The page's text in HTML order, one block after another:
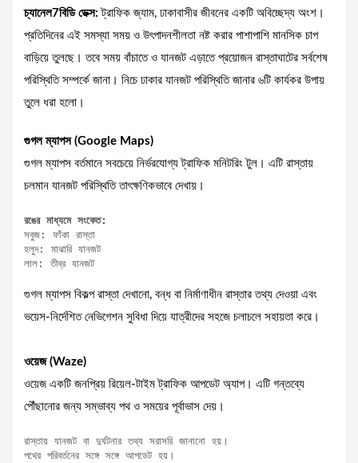
চ্যানেল7বিডি ডেক্স: ট্রাফিক জ্যাম, ঢাকাবাসীর জীবনের একটি অবিচ্ছেদ্য অংশ।
প্রতিদিনের এই সমস্যা সময় ও উৎপাদনশীলতা নষ্ট করার পাশাপাশি মানসিক চাপ
বাড়িয়ে তুলছে। তবে সময় বাঁচাতে ও যানজট এড়াতে প্রয়োজন রাস্তাঘাটের সর্বশেষ
পরিস্থিতি সম্পর্কে জানা। নিচে ঢাকার যানজট পরিস্থিতি জানার ৬টি কার্যকর উপায়
তুলে ধরা হলো।
গুগল ম্যাপস (Google Maps)
গুগল ম্যাপস বর্তমানে সবচেয়ে নির্ভরযোগ্য ট্রাফিক মনিটরিং টুল। এটি রাস্তায়
চলমান যানজট পরিস্থিতি তাৎক্ষণিকভাবে দেখায়।
রঙের মাধ্যমে সংকেত:
সবুজ: ফাঁকা রাস্তা
হলুদ: মাঝারি যানজট
লাল: তীব্র যানজট
গুগল ম্যাপস বিকল্প রাস্তা দেখানো, বন্ধ বা নির্মাণাধীন রাস্তার তথ্য দেওয়া এবং
ভয়েস-নির্দেশিত নেভিগেশন সুবিধা দিয়ে যাত্রীদের সহজে চলাচলে সহায়তা করে।
ওয়েজ (Waze)
ওয়েজ একটি জনপ্রিয় রিয়েল-টাইম ট্রাফিক আপডেট অ্যাপ। এটি গন্তব্যে
পৌঁছানোর জন্য সম্ভাব্য পথ ও সময়ের পূর্বাভাস দেয়।
রাস্তায় যানজট বা দুর্ঘটনার তথ্য সরাসরি জানানো হয়।
পথের পরিবর্তনের সঙ্গে সঙ্গে আপডেট হয়।